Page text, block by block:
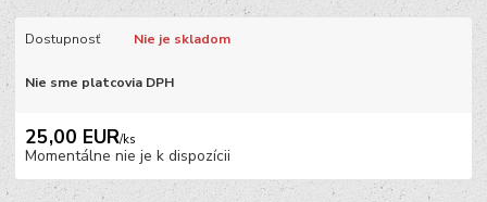
Dostupnosť Nie je skladom
Nie sme platcovia DPH
25,00 EUR/ks
Momentálne nie je k dispozícii